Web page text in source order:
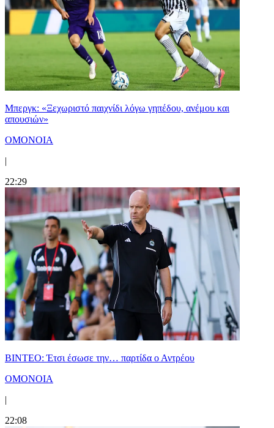
Μπεργκ: «Ξεχωριστό παιχνίδι λόγω γηπέδου, ανέμου και
απουσιών»
ΟΜΟΝΟΙΑ
|
22:29
ΒΙΝΤΕΟ: Έτσι έσωσε την… παρτίδα ο Αντρέου
ΟΜΟΝΟΙΑ
|
22:08